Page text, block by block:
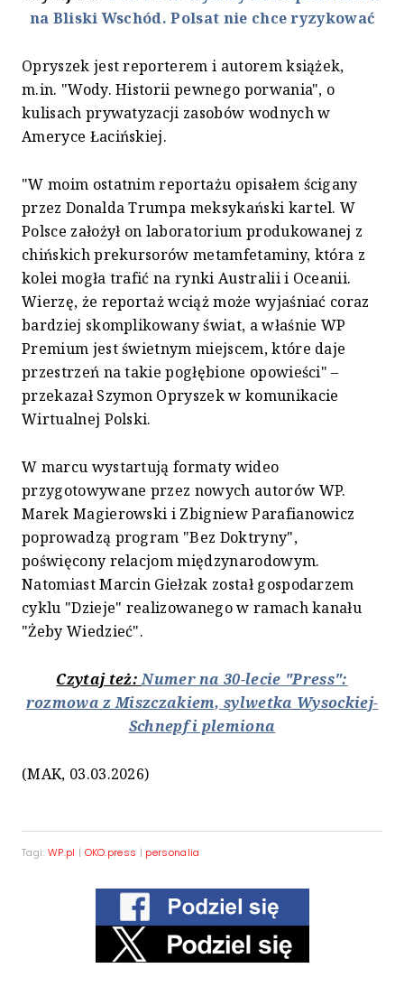
na Bliski Wschód. Polsat nie chce ryzykować
Opryszek jest reporterem i autorem książek,
m.in. "Wody. Historii pewnego porwania", o
kulisach prywatyzacji zasobów wodnych w
Ameryce Łacińskiej.
"W moim ostatnim reportażu opisałem ścigany
przez Donalda Trumpa meksykański kartel. W
Polsce założył on laboratorium produkowanej z
chińskich prekursorów metamfetaminy, która z
kolei mogła trafić na rynki Australii i Oceanii.
Wierzę, że reportaż wciąż może wyjaśniać coraz
bardziej skomplikowany świat, a właśnie WP
Premium jest świetnym miejscem, które daje
przestrzeń na takie pogłębione opowieści" –
przekazał Szymon Opryszek w komunikacie
Wirtualnej Polski.
W marcu wystartują formaty wideo
przygotowywane przez nowych autorów WP.
Marek Magierowski i Zbigniew Parafianowicz
poprowadzą program "Bez Doktryny",
poświęcony relacjom międzynarodowym.
Natomiast Marcin Giełzak został gospodarzem
cyklu "Dzieje" realizowanego w ramach kanału
"Żeby Wiedzieć".
Czytaj też:Numer na 30-lecie "Press":
rozmowa z Miszczakiem, sylwetka Wysockiej-
Schnepf i plemiona
(MAK, 03.03.2026)
Tagi: WP.pl | OKO.press | personalia